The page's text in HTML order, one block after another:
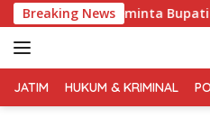
Langsung
ke
konten
Breaking News
Bupati Melakukan Evaluasi
TERPERCAYA
JATIM HUKUM & KRIMINAL